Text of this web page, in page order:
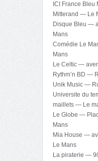
ICI France
Mitterand — Le
Disque Bleu —
Mans
Comédie Le
Mans
Le Celtic —
Rythm’n BD —
Unik Music —
Universite du
maillets — Le
Le Globe —
Mans
Mia House —
Le Mans
La piraterie —